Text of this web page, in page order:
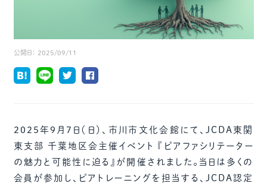
公開日： 2025/09/11
2025年9月7日（日）、市川市文化会館にて、JCDA東関
東支部 千葉地区会主催イベント 『ピアファシリテーター
の魅力と可能性に迫る』が開催されました。当日は多くの
会員が参加し、ピアトレーニングを担当する、JCDA認定